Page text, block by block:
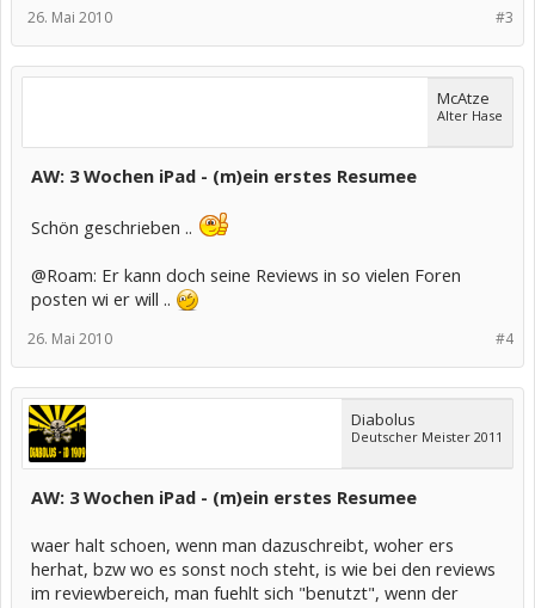
#3
26. Mai 2010
McAtze
Alter Hase
AW: 3 Wochen iPad - (m)ein erstes Resumee
Schön geschrieben ..
@Roam: Er kann doch seine Reviews in so vielen Foren
posten wi er will ..
#4
26. Mai 2010
Diabolus
Deutscher Meister 2011
AW: 3 Wochen iPad - (m)ein erstes Resumee
waer halt schoen, wenn man dazuschreibt, woher ers
herhat, bzw wo es sonst noch steht, is wie bei den reviews
im reviewbereich, man fuehlt sich "benutzt", wenn der